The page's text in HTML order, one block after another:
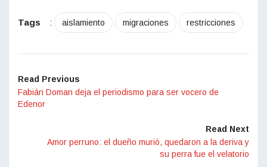
Tags : aislamiento migraciones restricciones
Read Previous
Fabián Doman deja el periodismo para ser vocero de
Edenor
Read Next
Amor perruno: el dueño murió, quedaron a la deriva y
su perra fue el velatorio